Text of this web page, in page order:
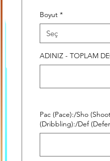
Boyut *
Seç
ADINIZ - TOPLAM
Pac (Pace):/Sho
(Dribbling):/Def